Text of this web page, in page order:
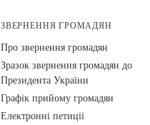
ЗВЕРНЕННЯ ГРОМАДЯН
Про звернення громадян
Зразок звернення громадян до
Президента України
Графік прийому громадян
Електронні петиції